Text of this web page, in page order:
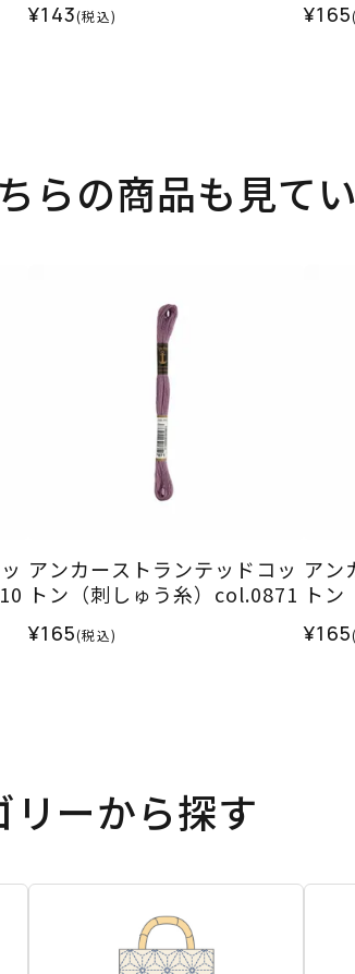
¥143(税込) ¥165
らの商品も見て
アンカーストランテッドコッ
トン（刺しゅう糸）col.0871
¥165(税込)
アン
ト
¥165
リーから探す